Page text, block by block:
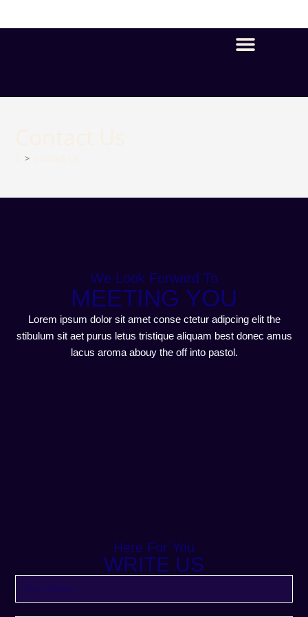
>
We Look Forward To
MEETING YOU
Lorem ipsum dolor sit amet conse ctetur adipcing elit the
stibulum sit aet purus letus tristique aliquam best donec amus
lacus aroma abouy the off into pastol.
Here For You
WRITE US